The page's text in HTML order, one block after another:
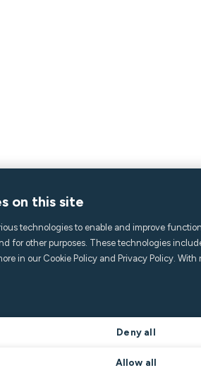
on this site
technologies to enable and improve
for other purposes. These technologies
in our Cookie Policy and Privacy Policy.
Deny all
Allow all